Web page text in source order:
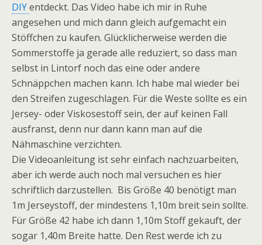
DIYentdeckt. Das Video habe ich mir in Ruhe
angesehen und mich dann gleich aufgemacht ein
Stöffchen zu kaufen. Glücklicherweise werden die
Sommerstoffe ja gerade alle reduziert, so dass man
selbst in Lintorf noch das eine oder andere
Schnäppchen machen kann. Ich habe mal wieder bei
den Streifen zugeschlagen. Für die Weste sollte es ein
Jersey- oder Viskosestoff sein, der auf keinen Fall
ausfranst, denn nur dann kann man auf die
Nähmaschine verzichten.
Die Videoanleitung ist sehr einfach nachzuarbeiten,
aber ich werde auch noch mal versuchen es hier
schriftlich darzustellen. Bis Größe 40 benötigt man
1m Jerseystoff, der mindestens 1,10m breit sein sollte.
Für Größe 42 habe ich dann 1,10m Stoff gekauft, der
sogar 1,40m Breite hatte. Den Rest werde ich zu